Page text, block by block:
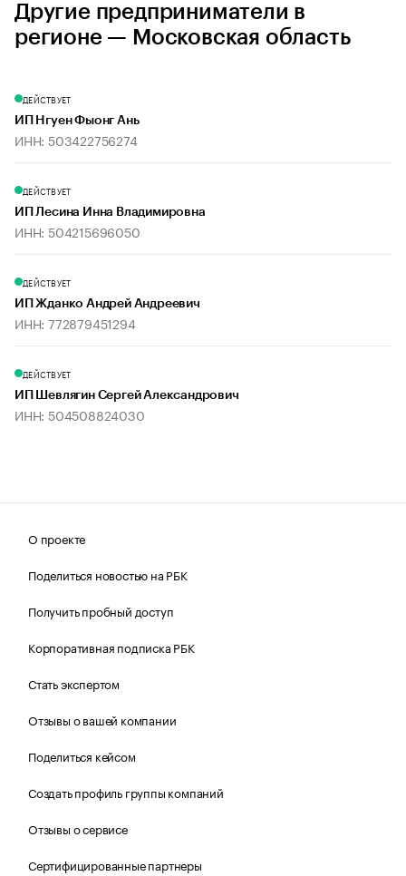
Другие предприниматели в
регионе — Московская область
ДЕЙСТВУЕТ
ИП Нгуен Фыонг Ань
ИНН: 503422756274
ДЕЙСТВУЕТ
ИП Лесина Инна Владимировна
ИНН: 504215696050
ДЕЙСТВУЕТ
ИП Жданко Андрей Андреевич
ИНН: 772879451294
ДЕЙСТВУЕТ
ИП Шевлягин Сергей Александрович
ИНН: 504508824030
О проекте
Поделиться новостью на РБК
Получить пробный доступ
Корпоративная подписка РБК
Стать экспертом
Отзывы о вашей компании
Поделиться кейсом
Создать профиль группы компаний
Отзывы о сервисе
Сертифицированные партнеры